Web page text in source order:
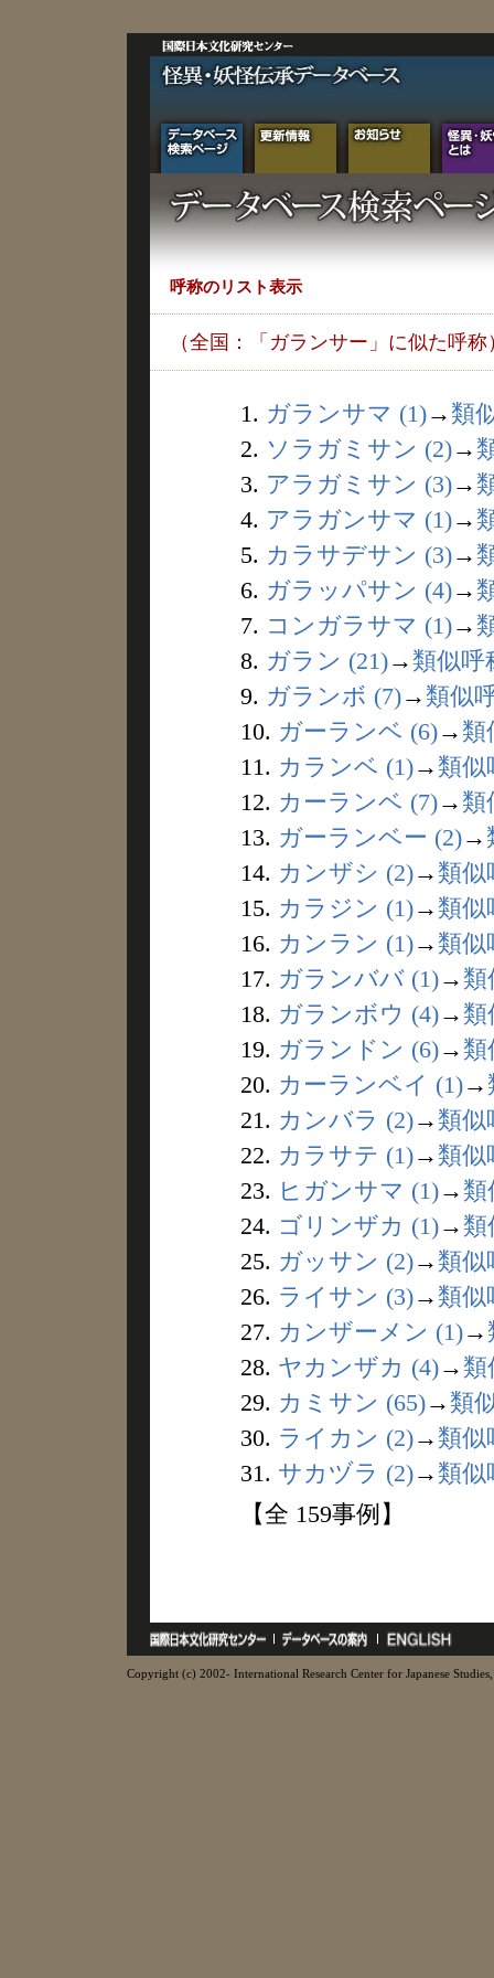
呼称のリスト表示
（全国：「ガランサー」に似た呼称
1. ガランサマ (1)→ 類
2. ソラガミサン (2)→
3. アラガミサン (3)→
4. アラガンサマ (1)→
5. カラサデサン (3)→
6. ガラッパサン (4)→
7. コンガラサマ (1)→
8. ガラン (21)→ 類似呼
9. ガランボ (7)→ 類似
10. ガーランベ (6)→ 類
11. カランベ (1)→ 類似
12. カーランベ (7)→ 類
13. ガーランベー (2)→
14. カンザシ (2)→ 類似
15. カラジン (1)→ 類似
16. カンラン (1)→ 類似
17. ガランババ (1)→ 類
18. ガランボウ (4)→ 類
19. ガランドン (6)→ 類
20. カーランベイ (1)→
21. カンバラ (2)→ 類似
22. カラサテ (1)→ 類似
23. ヒガンサマ (1)→ 類
24. ゴリンザカ (1)→ 類
25. ガッサン (2)→ 類似
26. ライサン (3)→ 類似
27. カンザーメン (1)→
28. ヤカンザカ (4)→ 類
29. カミサン (65)→ 類
30. ライカン (2)→ 類似
31. サカヅラ (2)→ 類似
【全 159事例】
Copyright (c) 2002- International Research Center for Japanese